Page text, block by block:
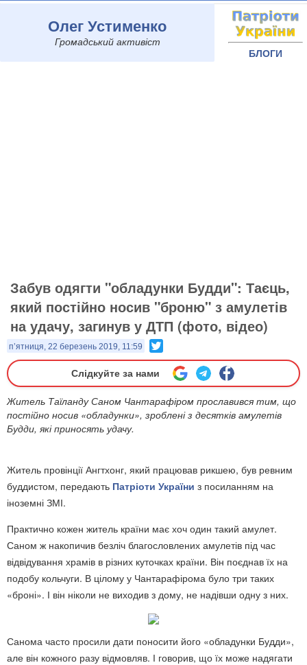
Олег Устименко
Громадський активіст
БЛОГИ
Забув одягти "обладунки Будди": Таєць,
який постійно носив "броню" з амулетів
на удачу, загинув у ДТП (фото, відео)
п’ятниця, 22 березень 2019, 11:59
Слідкуйте за нами
Житель Таїланду Саном Чантарафіром прославився тим, що
постійно носив «обладунки», зроблені з десятків амулетів
Будди, які приносять удачу.
Житель провінції Ангтхонг, який працював рикшею, був ревним
буддистом, передають Патріоти України з посиланням на
іноземні ЗМІ.
Практично кожен житель країни має хоч один такий амулет.
Саном ж накопичив безліч благословлених амулетів під час
відвідування храмів в різних куточках країни. Він поєднав їх на
подобу кольчуги. В цілому у Чантарафірома було три таких
«броні». І він ніколи не виходив з дому, не надівши одну з них.
Санома часто просили дати поносити його «обладунки Будди»,
але він кожного разу відмовляв. І говорив, що їх може надягати